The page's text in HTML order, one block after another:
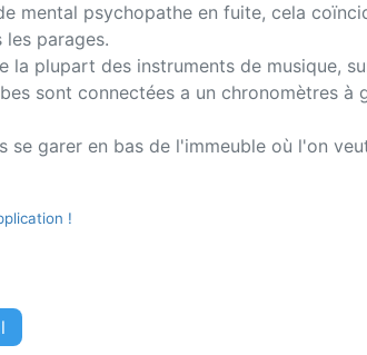
mental psychopathe en fuite, cela
les parages.
la plupart des instruments de musique,
sont connectées a un chronomètres
se garer en bas de l'immeuble où l'on
!